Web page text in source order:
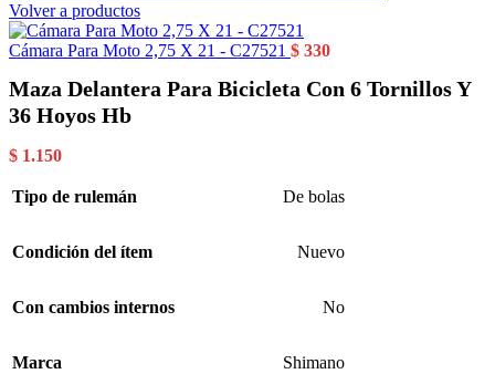
Volver a productos
Cámara Para Moto 2,75 X 21 - C27521 $ 330
Maza Delantera Para Bicicleta Con 6 Tornillos Y
36 Hoyos Hb
$ 1.150
Tipo de rulemán De bolas
Condición del ítem Nuevo
Con cambios internos No
Marca Shimano